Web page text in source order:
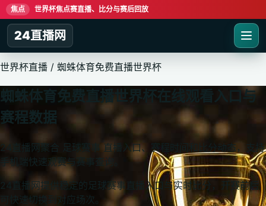
焦点 世界杯焦点赛直播、比分与赛后回放
24直播网
世界杯直播 / 蜘蛛体育免费直播世界杯
蜘蛛体育免费直播世界杯在线观看入口与
赛程数据
24直播网聚合 足球赛事 直播入口、赛程时间和比分动态，支持
手机端快速观赛与赛事查询。
24直播网提供稳定的足球赛事直播入口与实时比分，开赛前后
可快速切换到对应场次。